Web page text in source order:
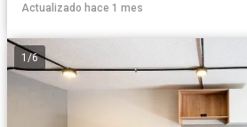
Actualizado hace 1 mes
1 /6